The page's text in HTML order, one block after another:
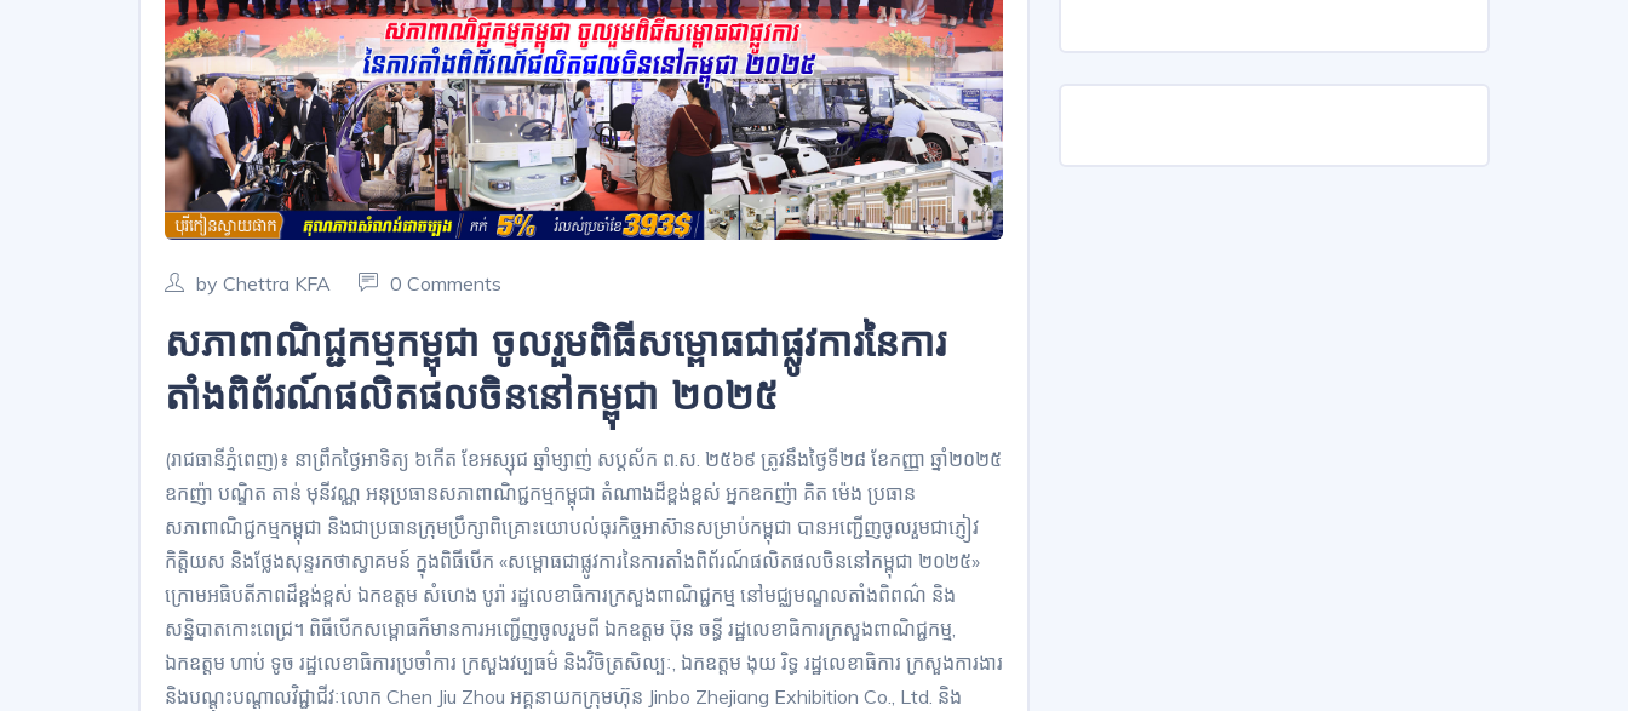
by Chettra KFA 0 Comments
សភាពាណិជ្ជកម្មកម្ពុជា ចូលរួមពិធីសម្ពោធជាផ្លូវការនៃការ
តាំងពិព័រណ៍ផលិតផលចិននៅកម្ពុជា ២០២៥
(រាជធានីភ្នំពេញ)៖ នាព្រឹកថ្ងៃអាទិត្យ ៦កើត ខែអស្សុជ ឆ្នាំម្សាញ់ សប្តស័ក ព.ស. ២៥៦៩ ត្រូវនឹងថ្ងៃទី២៨ ខែកញ្ញា ឆ្នាំ២០២៥
ឧកញ៉ា បណ្ឌិត តាន់ មុនីវណ្ណ អនុប្រធានសភាពាណិជ្ជកម្មកម្ពុជា តំណាងដ៏ខ្ពង់ខ្ពស់ អ្នកឧកញ៉ា គិត ម៉េង ប្រធាន
សភាពាណិជ្ជកម្មកម្ពុជា និងជាប្រធានក្រុមប្រឹក្សាពិគ្រោះយោបល់ធុរកិច្ចអាស៊ានសម្រាប់កម្ពុជា បានអញ្ជើញចូលរួមជាភ្ញៀវ
កិត្តិយស និងថ្លែងសុន្ទរកថាស្វាគមន៍ ក្នុងពិធីបើក «សម្ពោធជាផ្លូវការនៃការតាំងពិព័រណ៍ផលិតផលចិននៅកម្ពុជា ២០២៥»
ក្រោមអធិបតីភាពដ៏ខ្ពង់ខ្ពស់ ឯកឧត្ដម សំហេង បូរ៉ា រដ្ឋលេខាធិការក្រសួងពាណិជ្ជកម្ម នៅមជ្ឈមណ្ឌលតាំងពិពណ៌ និង
សន្និបាតកោះពេជ្រ។ ពិធីបើកសម្ពោធក៏មានការអញ្ជើញចូលរួមពី ឯកឧត្ដម ប៊ុន ចន្ធី រដ្ឋលេខាធិការក្រសួងពាណិជ្ជកម្ម,
ឯកឧត្ដម ហាប់ ទូច​ រដ្ឋលេខាធិការប្រចាំការ ក្រសួងវប្បធម៌ និងវិចិត្រសិល្បៈ, ឯកឧត្តម ងុយ រិទ្ធ រដ្ឋលេខាធិការ ក្រសួងការងារ
និងបណ្តុះបណ្តាលវិជ្ជាជីវៈលោក Chen Jiu Zhou អគ្គនាយកក្រុមហ៊ុន Jinbo Zhejiang Exhibition Co., Ltd. និង